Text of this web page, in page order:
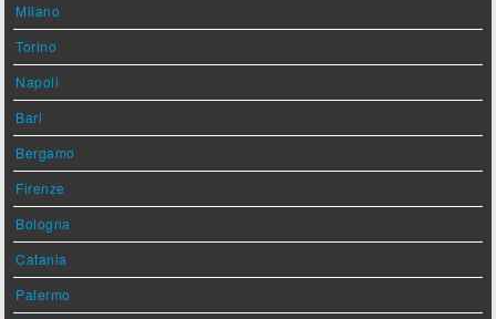
Milano
Torino
Napoli
Bari
Bergamo
Firenze
Bologna
Catania
Palermo